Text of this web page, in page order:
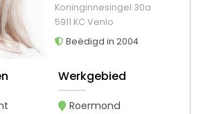
Koninginnesingel 30a
5911 KC Venlo
Beëdigd in 2004
Werkgebied
Roermond